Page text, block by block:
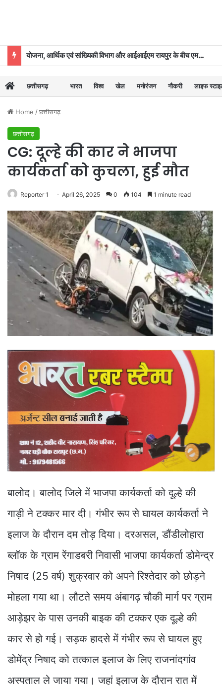
योजना, आर्थिक एवं सांख्यिकी विभाग और आईआईएम रायपुर के बीच एमओयू
छत्तीसगढ़ भारत विश्व खेल मनोरंजन नौकरी लाइफ
Home /छत्तीसगढ़
छत्तीसगढ़
CG: दूल्हे की कार ने भाजपा
कार्यकर्ता को कुचला, हुई मौत
Reporter 1 April 26, 2025 0 104 1 minute read
बालोद। बालोद जिले में भाजपा कार्यकर्ता को दूल्हे की
गाड़ी ने टक्कर मार दी। गंभीर रूप से घायल कार्यकर्ता ने
इलाज के दौरान दम तोड़ दिया। दरअसल, डौंडीलोहारा
ब्लॉक के ग्राम रेंगाडबरी निवासी भाजपा कार्यकर्ता डोमेन्द्र
निषाद (25 वर्ष) शुक्रवार को अपने रिश्तेदार को छोड़ने
मोहला गया था। लौटते समय अंबागढ़ चौकी मार्ग पर ग्राम
आड़ेझर के पास उनकी बाइक की टक्कर एक दूल्हे की
कार से हो गई। सड़क हादसे में गंभीर रूप से घायल हुए
डोमेंद्र निषाद को तत्काल इलाज के लिए राजनांदगांव
अस्पताल ले जाया गया। जहां इलाज के दौरान रात में